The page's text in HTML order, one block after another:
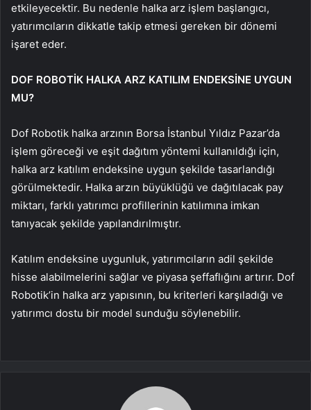
etkileyecektir. Bu nedenle halka arz işlem başlangıcı,
yatırımcıların dikkatle takip etmesi gereken bir dönemi
işaret eder.
DOF ROBOTİK HALKA ARZ KATILIM ENDEKSİNE UYGUN
MU?
Dof Robotik halka arzının Borsa İstanbul Yıldız Pazar’da
işlem göreceği ve eşit dağıtım yöntemi kullanıldığı için,
halka arz katılım endeksine uygun şekilde tasarlandığı
görülmektedir. Halka arzın büyüklüğü ve dağıtılacak pay
miktarı, farklı yatırımcı profillerinin katılımına imkan
tanıyacak şekilde yapılandırılmıştır.
Katılım endeksine uygunluk, yatırımcıların adil şekilde
hisse alabilmelerini sağlar ve piyasa şeffaflığını artırır. Dof
Robotik’in halka arz yapısının, bu kriterleri karşıladığı ve
yatırımcı dostu bir model sunduğu söylenebilir.